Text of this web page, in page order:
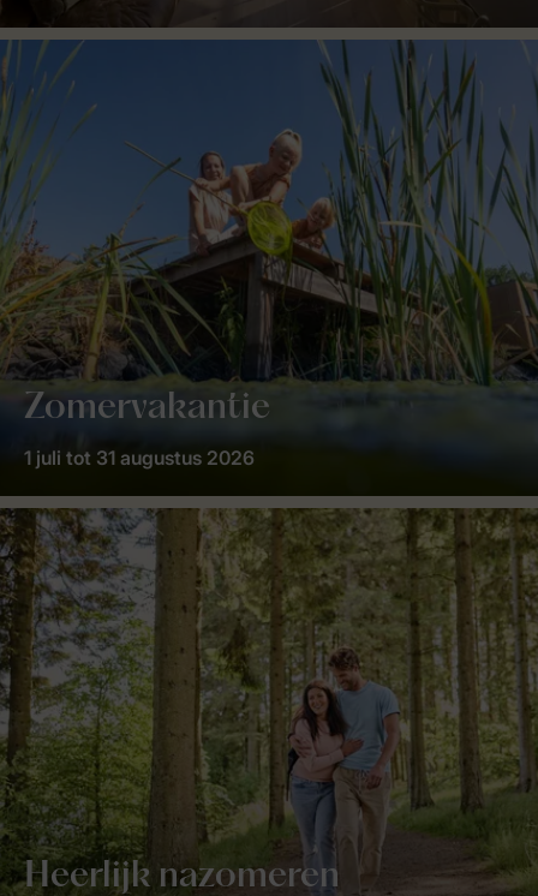
Zomervakantie
1 juli tot 31 augustus 2026
Heerlijk nazomeren